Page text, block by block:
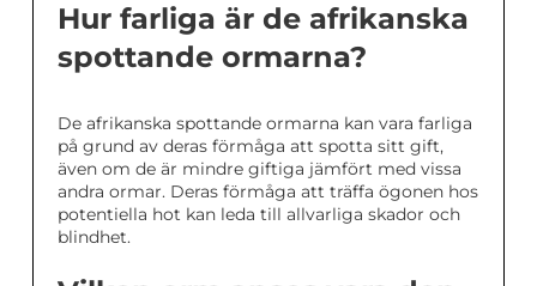
Hur farliga är de afrikanska
spottande ormarna?
De afrikanska spottande ormarna kan vara farliga
på grund av deras förmåga att spotta sitt gift,
även om de är mindre giftiga jämfört med vissa
andra ormar. Deras förmåga att träffa ögonen hos
potentiella hot kan leda till allvarliga skador och
blindhet.